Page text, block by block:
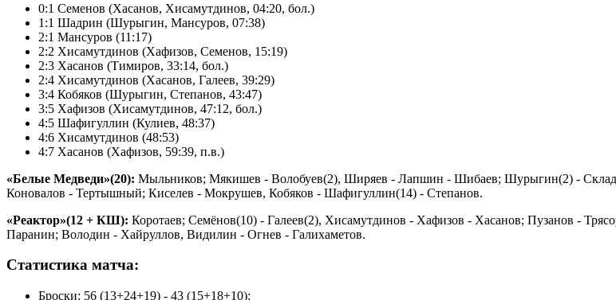
0:1 Семенов (Хасанов, Хисамутдинов, 04:20, бол.)
1:1 Шадрин (Шурыгин, Мансуров, 07:38)
2:1 Мансуров (11:17)
2:2 Хисамутдинов (Хафизов, Семенов, 15:19)
2:3 Хасанов (Тимиров, 33:14, бол.)
2:4 Хисамутдинов (Хасанов, Галеев, 39:29)
3:4 Кобяков (Шурыгин, Степанов, 43:47)
3:5 Хафизов (Хисамутдинов, 47:12, бол.)
4:5 Шафигуллин (Кулиев, 48:37)
4:6 Хисамутдинов (48:53)
4:7 Хасанов (Хафизов, 59:39, п.в.)
«Белые Медведи»(20): Мыльников; Мякишев - Волобуев(2), Ширяев - Лапшин - Шибаев; Шурыгин(2) -
Коновалов - Тертышный; Киселев - Мокрушев, Кобяков - Шафигуллин(14) - Степанов.
«Реактор»(12 + КШ): Коротаев; Семёнов(10) - Галеев(2), Хисамутдинов - Хафизов - Хасанов; Пузанов -
Паранин; Володин - Хайруллов, Видилин - Огнев - Галихаметов.
Статистика матча:
Броски: 56 (13+24+19) - 43 (15+18+10);